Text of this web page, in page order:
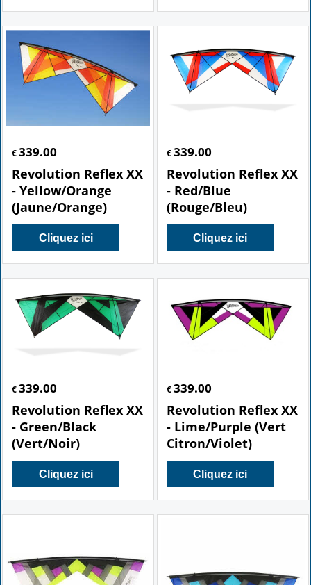
€ 339.00
Revolution Reflex XX
- Yellow/Orange
(Jaune/Orange)
Cliquez ici
€339.00
Revolution Reflex XX
- Red/Blue
(Rouge/Bleu)
Cliquez ici
€ 339.00
Revolution Reflex XX
- Green/Black
(Vert/Noir)
Cliquez ici
€339.00
Revolution Reflex XX
- Lime/Purple (Vert
Citron/Violet)
Cliquez ici